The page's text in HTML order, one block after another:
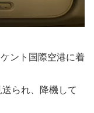
ント国際空港に着
送られ、降機して